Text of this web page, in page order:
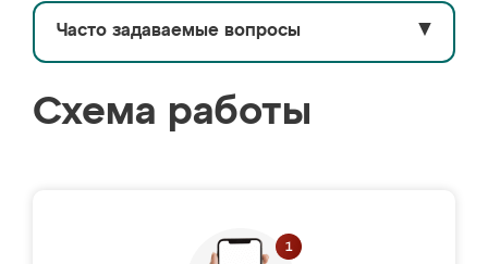
Часто задаваемые вопросы ▼
Схема работы